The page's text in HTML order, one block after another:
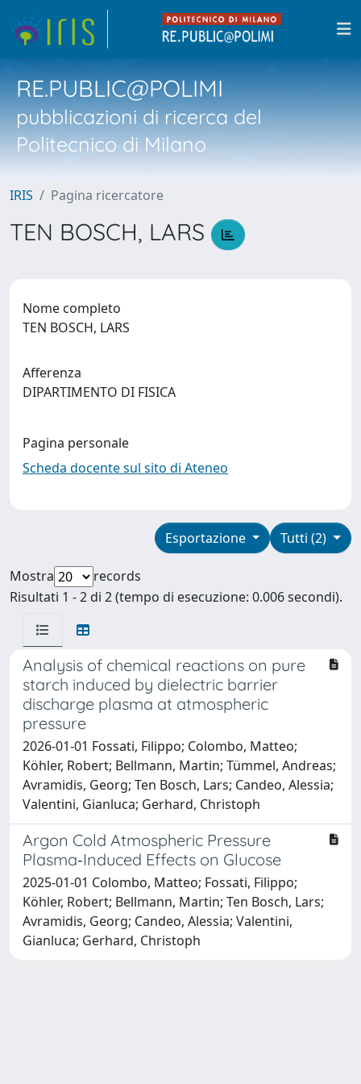
RE.PUBLIC@POLIMI
pubblicazioni di ricerca del
Politecnico di Milano
IRIS Pagina ricercatore
TEN BOSCH, LARS
Nome completo
TEN BOSCH, LARS
Afferenza
DIPARTIMENTO DI FISICA
Pagina personale
Scheda docente sul sito di Ateneo
Tutti (2)
Esportazione
Mostra
records
Risultati 1 - 2 di 2 (tempo di esecuzione: 0.006 secondi).
Analysis of chemical reactions on pure
starch induced by dielectric barrier
discharge plasma at atmospheric
pressure
2026-01-01 Fossati, Filippo; Colombo, Matteo;
Köhler, Robert; Bellmann, Martin; Tümmel, Andreas;
Avramidis, Georg; Ten Bosch, Lars; Candeo, Alessia;
Valentini, Gianluca; Gerhard, Christoph
Argon Cold Atmospheric Pressure
Plasma‐Induced Effects on Glucose
2025-01-01 Colombo, Matteo; Fossati, Filippo;
Köhler, Robert; Bellmann, Martin; Ten Bosch, Lars;
Avramidis, Georg; Candeo, Alessia; Valentini,
Gianluca; Gerhard, Christoph